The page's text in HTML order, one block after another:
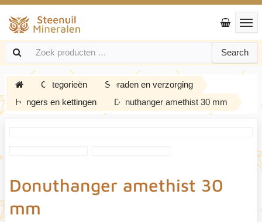
Search
Categorieën
Sieraden en verzorging
Hangers en kettingen
Donuthanger amethist 30 mm
Donuthanger amethist 30
mm